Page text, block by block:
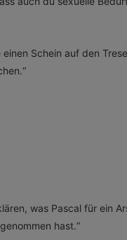
Schein auf den
was Pascal für ein
hast.“